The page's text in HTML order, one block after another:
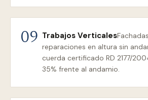
09 Trabajos Verticales
reparaciones en altura sin
cuerda certificado RD 2177/
35% frente al andamio.